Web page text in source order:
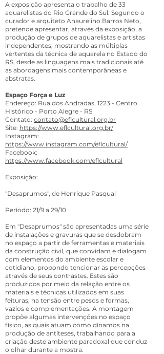
A exposição apresenta o trabalho de 33
aquarelistas do Rio Grande do Sul. Segundo o
curador e arquiteto Anaurelino Barros Neto,
pretende apresentar, através da exposição, a
produção de grupos de aquarelistas e artistas
independentes, mostrando as múltiplas
vertentes da técnica de aquarela no Estado do
RS, desde as linguagens mais tradicionais até
as abordagens mais contemporâneas e
abstratas.
Espaço Força e Luz
Endereço: Rua dos Andradas, 1223 - Centro
Histórico - Porto Alegre - RS
Contato: contato@eflcultural.org.br
Site: https://www.eflcultural.org.br/
Instagram:
https://www.instagram.com/eflcultural/
Facebook:
https://www.facebook.com/eflcultural
Exposição:
"Desaprumos", de Henrique Pasqual
Período: 21/9 a 29/10
Em "Desaprumos" são apresentadas uma série
de instalações e gravuras que se desdobram
no espaço a partir de ferramentas e materiais
da construção civil, que convidam e dialogam
com elementos do ambiente escolar e
cotidiano, propondo tencionar as percepções
através de seus contrastes. Estes são
produzidos por meio da relação entre os
materiais e técnicas utilizados em suas
feituras, na tensão entre pesos e formas,
vazios e complementações. A montagem
propõe algumas intervenções no espaço
físico, as quais atuam como dínamos na
produção de antíteses, trabalhando para a
criação deste ambiente paradoxal que conduz
o olhar durante a mostra.​